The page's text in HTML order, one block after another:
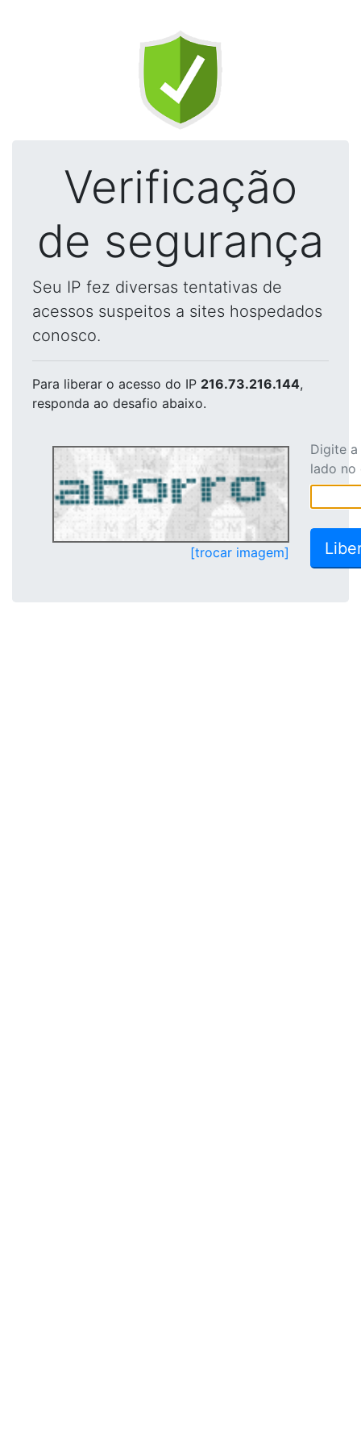
Verificação
de segurança
Seu IP fez diversas tentativas de
acessos suspeitos a sites hospedados
conosco.
Para liberar o acesso do IP 216.73.216.144,
responda ao desafio abaixo.
[trocar imagem]
Digite
lado no